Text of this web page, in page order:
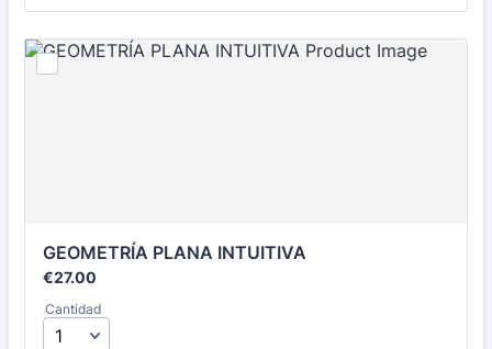
GEOMETRÍA PLANA INTUITIVA
€27.00
€27.00
Cantidad